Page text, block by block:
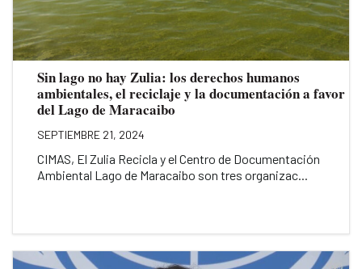
Sin lago no hay Zulia: los derechos humanos
ambientales, el reciclaje y la documentación a favor
del Lago de Maracaibo
SEPTIEMBRE 21, 2024
CIMAS, El Zulia Recicla y el Centro de Documentación
Ambiental Lago de Maracaibo son tres organizac...